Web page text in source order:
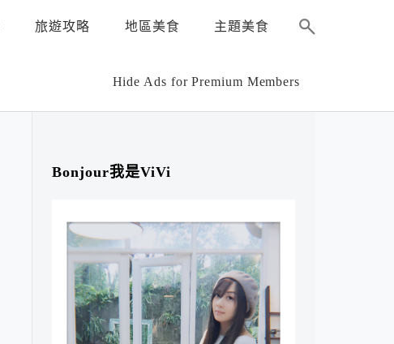
旅遊攻略 地區美食 主題美食
Hide Ads for Premium Members
Bonjour我是ViVi